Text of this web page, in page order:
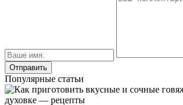
Популярные статьи